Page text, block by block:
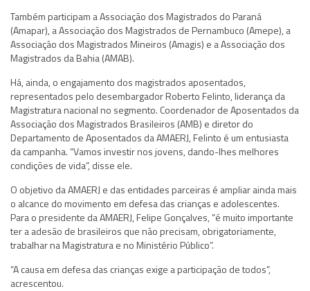
Também participam a Associação dos Magistrados do Paraná
(Amapar), a Associação dos Magistrados de Pernambuco (Amepe), a
Associação dos Magistrados Mineiros (Amagis) e a Associação dos
Magistrados da Bahia (AMAB).
Há, ainda, o engajamento dos magistrados aposentados,
representados pelo desembargador Roberto Felinto, liderança da
Magistratura nacional no segmento. Coordenador de Aposentados da
Associação dos Magistrados Brasileiros (AMB) e diretor do
Departamento de Aposentados da AMAERJ, Felinto é um entusiasta
da campanha. “Vamos investir nos jovens, dando-lhes melhores
condições de vida”, disse ele.
O objetivo da AMAERJ e das entidades parceiras é ampliar ainda mais
o alcance do movimento em defesa das crianças e adolescentes.
Para o presidente da AMAERJ, Felipe Gonçalves, “é muito importante
ter a adesão de brasileiros que não precisam, obrigatoriamente,
trabalhar na Magistratura e no Ministério Público”.
“A causa em defesa das crianças exige a participação de todos”,
acrescentou.